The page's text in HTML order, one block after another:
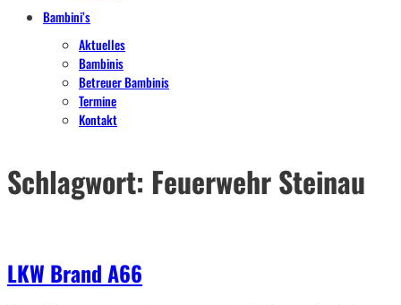
Bambini’s
Aktuelles
Bambinis
Betreuer Bambinis
Termine
Kontakt
Schlagwort: Feuerwehr Steinau
LKW Brand A66